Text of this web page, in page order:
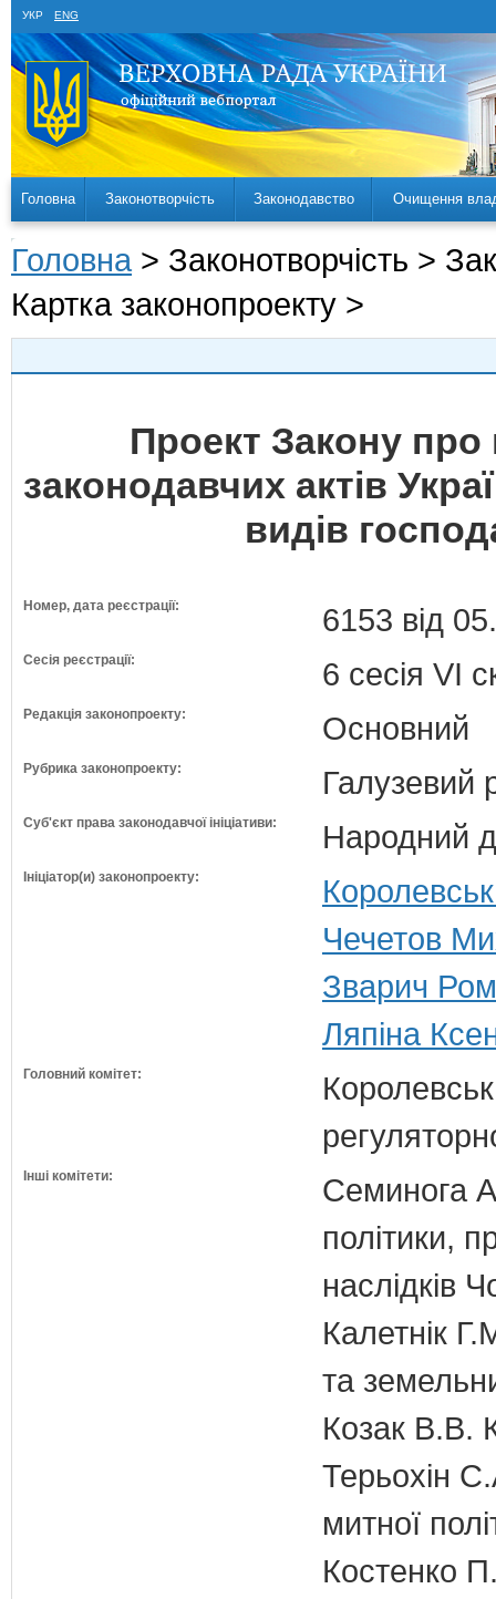
УКР ENG
Головна Законотворчість Законодавство Очищення
Головна > Законотворчість >
Картка законопроекту >
Проект Закону про
законодавчих актів
видів
Номер, дата реєстрації: 6153 від
Сесія реєстрації: 6 сесія VI
Редакція законопроекту: Основний
Рубрика законопроекту: Галузевий
Суб'єкт права законодавчої ініціативи: Народний
Ініціатор(и) законопроекту:
Чечетов
Зварич
Ляпіна
Головний комітет:
Інші комітети:
Семинога
політики,
наслідків
Калетнік
та
Козак В.В.
Терьохін
митної
Костенко